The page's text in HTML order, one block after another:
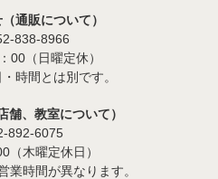
通販について）
838-8966
00（日曜定休）
時間とは別です。
舗、教室について）
892-6075
（木曜定休日）
業時間が異なります。